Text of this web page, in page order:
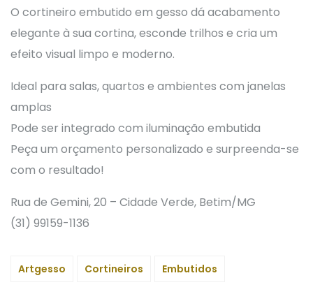
O cortineiro embutido em gesso dá acabamento
elegante à sua cortina, esconde trilhos e cria um
efeito visual limpo e moderno.
Ideal para salas, quartos e ambientes com janelas
amplas
Pode ser integrado com iluminação embutida
Peça um orçamento personalizado e surpreenda-se
com o resultado!
Rua de Gemini, 20 – Cidade Verde, Betim/MG
(31) 99159-1136
Artgesso Cortineiros Embutidos